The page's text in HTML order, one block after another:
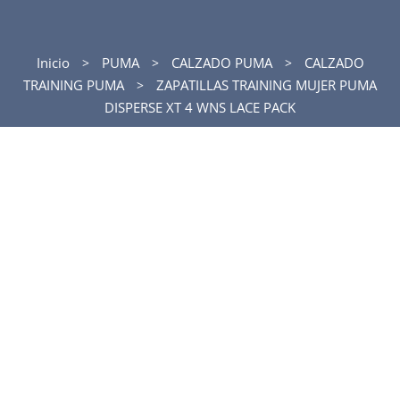
Inicio PUMA CALZADO PUMA
CALZADO
TRAINING PUMA
ZAPATILLAS TRAINING MUJER PUMA
DISPERSE XT 4 WNS LACE PACK